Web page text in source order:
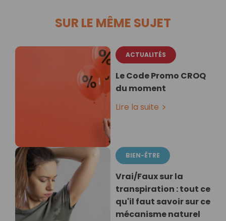
SUR LE MÊME SUJET
ACTUALITÉS
Le Code Promo CROQ
du moment
Lire la suite
BIEN-ÊTRE
Vrai/Faux sur la
transpiration : tout ce
qu'il faut savoir sur ce
mécanisme naturel